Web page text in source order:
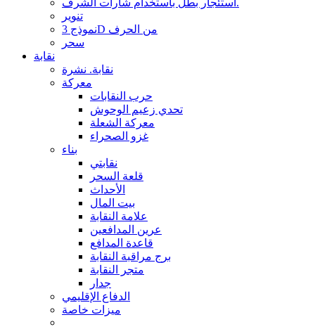
استئجار بطل باستخدام شارات الشرف.
تنوير
نموذج 3D من الحرف
سحر
نقابة
نقابة. نشرة
معركة
حرب النقابات
تحدي زعيم الوحوش
معركة الشعلة
غزو الصحراء
بناء
نقابتي
قلعة السحر
الأحداث
بيت المال
علامة النقابة
عرين المدافعين
قاعدة المدافع
برج مراقبة النقابة
متجر النقابة
جدار
الدفاع الإقليمي
ميزات خاصة